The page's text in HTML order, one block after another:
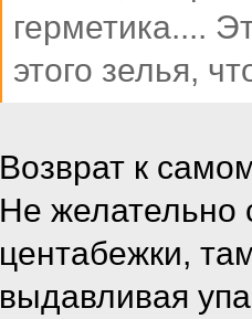
герметика....
этого зелья,
Возврат к
Не желательно
центабежки,
выдавливая